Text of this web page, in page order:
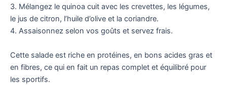
3. Mélangez le quinoa cuit avec les crevettes, les légumes,
le jus de citron, l’huile d’olive et la coriandre.
4. Assaisonnez selon vos goûts et servez frais.
Cette salade est riche en protéines, en bons acides gras et
en fibres, ce qui en fait un repas complet et équilibré pour
les sportifs.